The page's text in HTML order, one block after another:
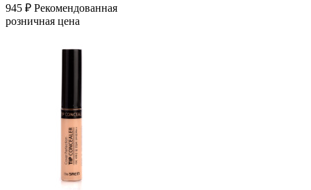
945 ₽ Рекомендованная
розничная цена